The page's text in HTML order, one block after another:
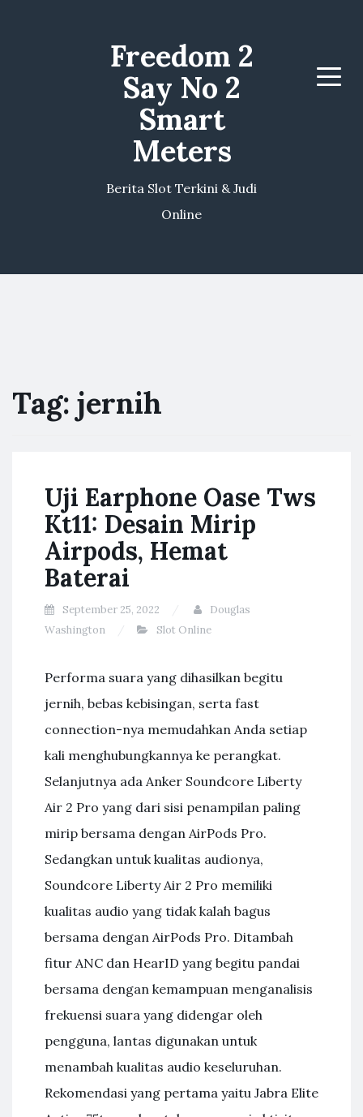
Freedom 2
Say No 2
Smart
Meters
Berita Slot Terkini & Judi
Online
Menu
Tag: jernih
Uji Earphone Oase Tws
Kt11: Desain Mirip
Airpods, Hemat
Baterai
September 25, 2022
Douglas
Washington
Slot Online
Performa suara yang dihasilkan begitu
jernih, bebas kebisingan, serta fast
connection-nya memudahkan Anda setiap
kali menghubungkannya ke perangkat.
Selanjutnya ada Anker Soundcore Liberty
Air 2 Pro yang dari sisi penampilan paling
mirip bersama dengan AirPods Pro.
Sedangkan untuk kualitas audionya,
Soundcore Liberty Air 2 Pro memiliki
kualitas audio yang tidak kalah bagus
bersama dengan AirPods Pro. Ditambah
fitur ANC dan HearID yang begitu pandai
bersama dengan kemampuan menganalisis
frekuensi suara yang didengar oleh
pengguna, lantas digunakan untuk
menambah kualitas audio keseluruhan.
Rekomendasi yang pertama yaitu Jabra Elite